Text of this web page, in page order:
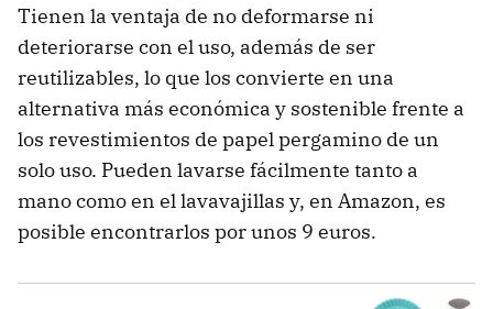
Tienen la ventaja de no deformarse ni
deteriorarse con el uso, además de ser
reutilizables, lo que los convierte en una
alternativa más económica y sostenible frente a
los revestimientos de papel pergamino de un
solo uso. Pueden lavarse fácilmente tanto a
mano como en el lavavajillas y, en Amazon, es
posible encontrarlos por unos 9 euros.